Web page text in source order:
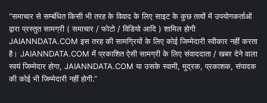
“समाचार से सम्बंधित किसी भी तरह के विवाद के लिए साइट के कुछ तत्वों में उपयोगकर्ताओं
द्वारा प्रस्तुत सामग्री ( समाचार / फोटो / विडियो आदि ) शामिल होगी
JAIANNDATA.COM इस तरह की सामग्रियों के लिए कोई जिम्मेदारी स्वीकार नहीं करता
है। JAIANNDATA.COM में प्रकाशित ऐसी सामग्री के लिए संवाददाता / खबर देने वाला
स्वयं जिम्मेदार होगा, JAIANNDATA.COM या उसके स्वामी, मुद्रक, प्रकाशक, संपादक
की कोई भी जिम्मेदारी नहीं होगी.”